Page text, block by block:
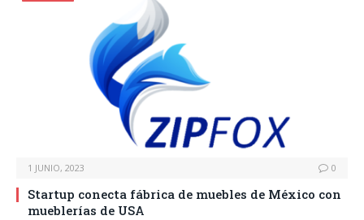
1 JUNIO, 2023 0
Startup conecta fábrica de muebles de México con
mueblerías de USA